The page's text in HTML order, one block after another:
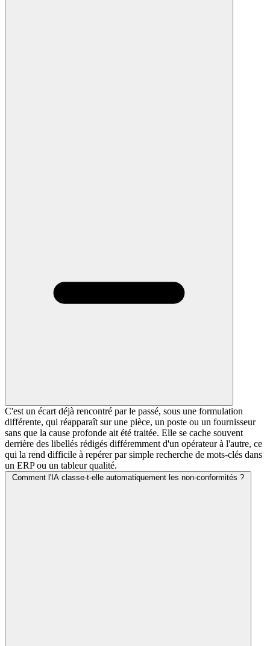
C'est un écart déjà rencontré par le passé, sous une formulation
différente, qui réapparaît sur une pièce, un poste ou un fournisseur
sans que la cause profonde ait été traitée. Elle se cache souvent
derrière des libellés rédigés différemment d'un opérateur à l'autre, ce
qui la rend difficile à repérer par simple recherche de mots-clés dans
un ERP ou un tableur qualité.
Comment l'IA classe-t-elle automatiquement les non-conformités ?